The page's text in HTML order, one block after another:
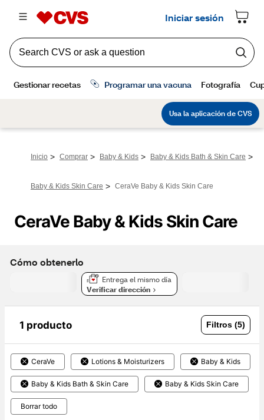
Inicio > Comprar > Baby & Kids > Baby & Kids Bath & Skin Care >
Baby & Kids Skin Care > CeraVe Baby & Kids Skin Care
CeraVe Baby & Kids Skin Care
Cómo obtenerlo
Entrega el mismo día
Verificar dirección
1 producto Filtros (5)
CeraVe Lotions & Moisturizers Baby & Kids
Baby & Kids Bath & Skin Care Baby & Kids Skin Care
Borrar todo